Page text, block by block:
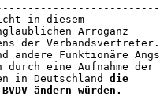
in diesem
Arroganz
der Verbandsvertreter.
andere Funktionäre
eine Aufnahme der
in Deutschland die
ändern würden.